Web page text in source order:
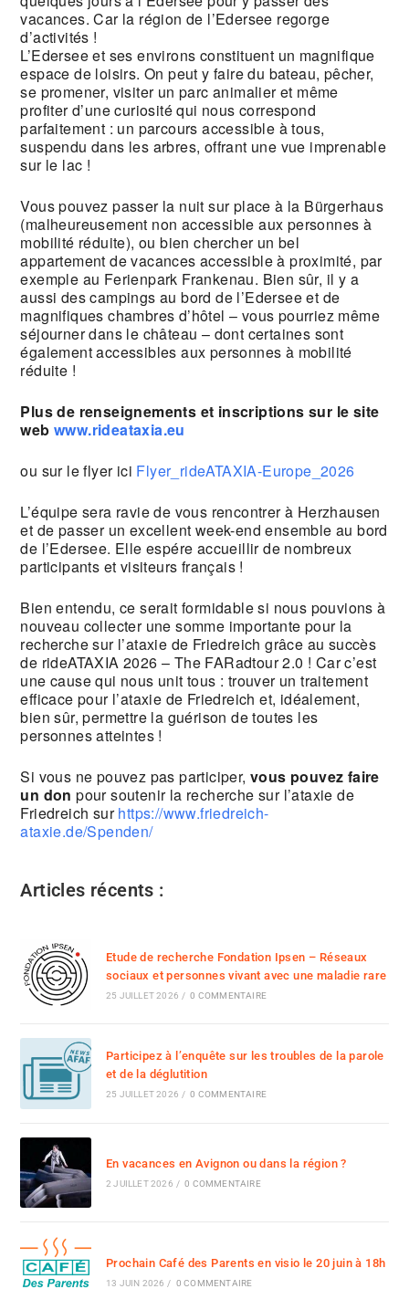
vacances. Car la région de l’Edersee regorge
d’activités !
L’Edersee et ses environs constituent un magnifique
espace de loisirs. On peut y faire du bateau, pêcher,
se promener, visiter un parc animalier et même
profiter d’une curiosité qui nous correspond
parfaitement : un parcours accessible à tous,
suspendu dans les arbres, offrant une vue imprenable
sur le lac !
Vous pouvez passer la nuit sur place à la Bürgerhaus
(malheureusement non accessible aux personnes à
mobilité réduite), ou bien chercher un bel
appartement de vacances accessible à proximité, par
exemple au Ferienpark Frankenau. Bien sûr, il y a
aussi des campings au bord de l’Edersee et de
magnifiques chambres d’hôtel – vous pourriez même
séjourner dans le château – dont certaines sont
également accessibles aux personnes à mobilité
réduite !
Plus de renseignements et inscriptions sur le site
webwww.rideataxia.eu
ou sur le flyer ici Flyer_rideATAXIA-Europe_2026
L’équipe sera ravie de vous rencontrer à Herzhausen
et de passer un excellent week-end ensemble au bord
de l’Edersee. Elle espére accueillir de nombreux
participants et visiteurs français !
Bien entendu, ce serait formidable si nous pouvions à
nouveau collecter une somme importante pour la
recherche sur l’ataxie de Friedreich grâce au succès
de rideATAXIA 2026 – The FARadtour 2.0 ! Car c’est
une cause qui nous unit tous : trouver un traitement
efficace pour l’ataxie de Friedreich et, idéalement,
bien sûr, permettre la guérison de toutes les
personnes atteintes !
Si vous ne pouvez pas participer,vous pouvez faire
un don pour soutenir la recherche sur l’ataxie de
Friedreich surhttps://www.friedreich-
ataxie.de/Spenden/
Articles récents :
Etude de recherche Fondation Ipsen – Réseaux
sociaux et personnes vivant avec une maladie rare
25 JUILLET 2026 / 0 COMMENTAIRE
Participez à l’enquête sur les troubles de la parole
et de la déglutition
25 JUILLET 2026 / 0 COMMENTAIRE
En vacances en Avignon ou dans la région ?
2 JUILLET 2026 / 0 COMMENTAIRE
Prochain Café des Parents en visio le 20 juin à 18h
13 JUIN 2026 / 0 COMMENTAIRE